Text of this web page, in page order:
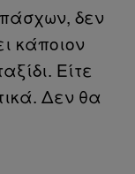
δεν
κάποιον
Είτε
Δεν θα